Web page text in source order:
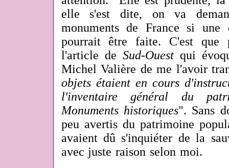
elle s'est dite, on va
monuments de France si
pourrait être faite. C'est
l'article de Sud-Ouest qui
Michel Valière de me l'avoir
objets étaient en cours
l'inventaire général du
Monuments historiques". Sans
peu avertis du patrimoine
avaient dû s'inquiéter de la
avec juste raison selon moi.